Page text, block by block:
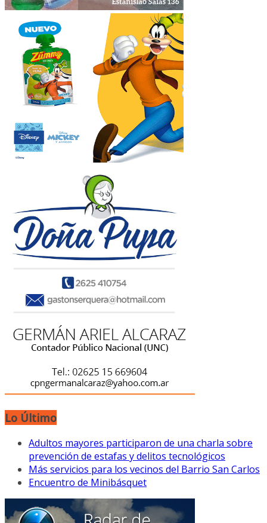
Lo Último
Adultos mayores participaron de una charla sobre
prevención de estafas y delitos tecnológicos
Más servicios para los vecinos del Barrio San Carlos
Encuentro de Minibásquet